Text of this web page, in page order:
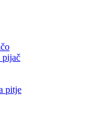
pijač
pitje